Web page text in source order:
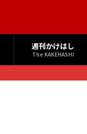
週刊かけはし
The KAKEHASHI